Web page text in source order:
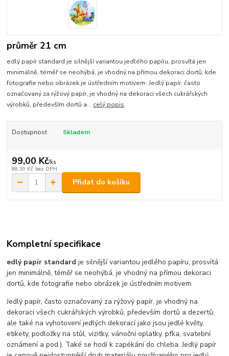
průměr 21 cm
edlý papír standard je silnější variantou jedlého papíru, prosvítá jen
minimálně, téměř se neohýbá, je vhodný na přímou dekoraci dortů, kde
fotografie nebo obrázek je ústředním motivem. Jedlý papír, často
označovaný za rýžový papír, je vhodný na dekoraci všech cukrářských
výrobků, především dortů a... celý popis
Dostupnost Skladem
99,00 Kč/ks
88,39 Kč bez DPH
Přidat do košíku
Kompletní specifikace
edlý papír standard je silnější variantou jedlého papíru, prosvítá
jen minimálně, téměř se neohýbá, je vhodný na přímou dekoraci
dortů, kde fotografie nebo obrázek je ústředním motivem.
Jedlý papír, často označovaný za rýžový papír, je vhodný na
dekoraci všech cukrářských výrobků, především dortů a dezertů,
ale také na vyhotovení jedlých dekorací jako jsou jedlé květy,
etikety, podložky na stůl, vizitky, vánoční oplatky, pfka, svatební
oznámení a pod.). Také se hodí k zapékání do chleba. Jedlý papír